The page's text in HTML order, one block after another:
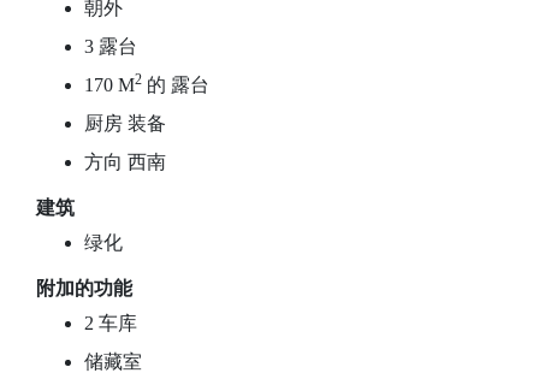
朝外
3 露台
170 M2 的 露台
厨房 装备
方向 西南
建筑
绿化
附加的功能
2 车库
储藏室